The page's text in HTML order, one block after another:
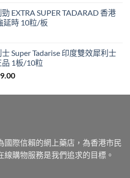
$399.00
through
EXTRA SUPER TADARAD 香港
延時 10粒/板
Super Tadarise 印度雙效犀利士
1板/10粒
Current
is:
國際信賴的網上藥店，為香港市民
購物服務是我們追求的目標。